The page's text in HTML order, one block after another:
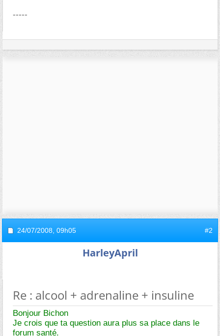
-----
24/07/2008, 09h05 #2
HarleyApril
Re : alcool + adrenaline + insuline
Bonjour Bichon
Je crois que ta question aura plus sa place dans le
forum santé.